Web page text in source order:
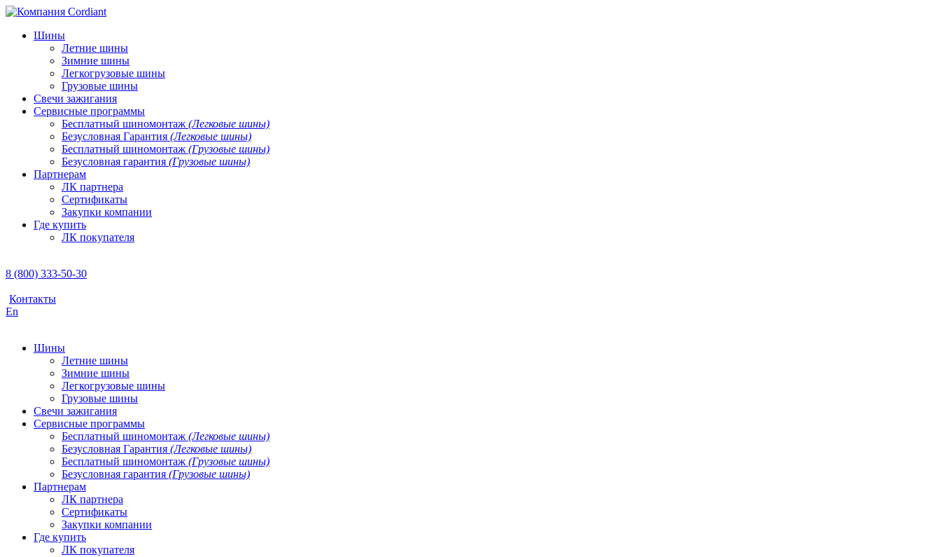
Шины
Летние шины
Зимние шины
Легкогрузовые шины
Грузовые шины
Свечи зажигания
Сервисные программы
Бесплатный шиномонтаж (Легковые шины)
Безусловная Гарантия (Легковые шины)
Бесплатный шиномонтаж (Грузовые шины)
Безусловная гарантия (Грузовые шины)
Партнерам
ЛК партнера
Сертификаты
Закупки компании
Где купить
ЛК покупателя
8 (800) 333-50-30
Контакты
En
Шины
Летние шины
Зимние шины
Легкогрузовые шины
Грузовые шины
Свечи зажигания
Сервисные программы
Бесплатный шиномонтаж (Легковые шины)
Безусловная Гарантия (Легковые шины)
Бесплатный шиномонтаж (Грузовые шины)
Безусловная гарантия (Грузовые шины)
Партнерам
ЛК партнера
Сертификаты
Закупки компании
Где купить
ЛК покупателя